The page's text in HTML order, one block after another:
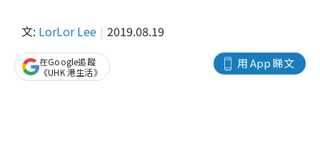
文: LorLor Lee 2019.08.19
用 App 睇文
在Google追蹤
《UHK 港生活》